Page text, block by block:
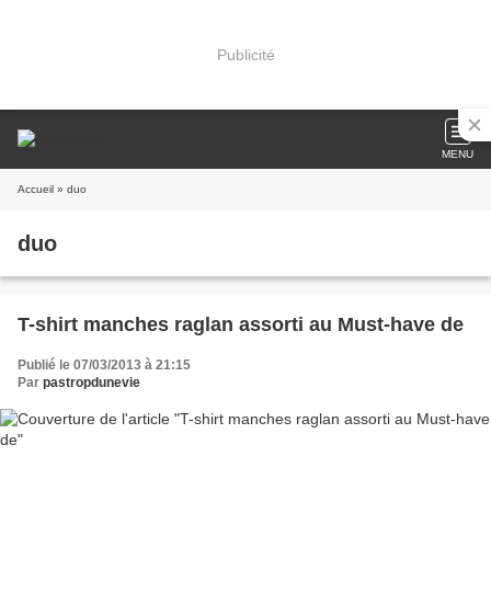
Publicité
MENU
Accueil » duo
duo
T-shirt manches raglan assorti au Must-have de
Publié le 07/03/2013 à 21:15
Par pastropdunevie